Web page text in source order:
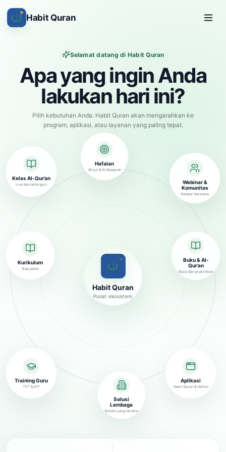
✦ Habit Quran
Selamat datang di Habit Quran
Apa yang ingin Anda
lakukan hari ini?
Pilih kebutuhan Anda. Habit Quran akan mengarahkan ke
program, aplikasi, atau layanan yang paling tepat.
✦
Habit Quran
Pusat ekosistem
Kelas Al-Qur’an
Live bersama guru
Hafalan
30 juz & Al-Baqarah
Buku & Al-
Qur’an
Baca dan praktikkan
Training Guru
TFT & IHT
Solusi
Lembaga
Sistem yang terukur
Kurikulum
Siap pakai
Aplikasi
Habit Quran & Hafizo
Webinar &
Komunitas
Belajar bersama